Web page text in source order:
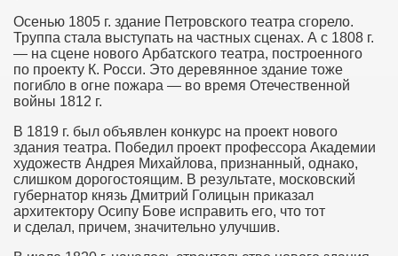
Осенью 1805 г. здание Петровского театра сгорело.
Труппа стала выступать на частных сценах. А с 1808 г.
— на сцене нового Арбатского театра, построенного
по проекту К. Росси. Это деревянное здание тоже
погибло в огне пожара — во время Отечественной
войны 1812 г.
В 1819 г. был объявлен конкурс на проект нового
здания театра. Победил проект профессора Академии
художеств Андрея Михайлова, признанный, однако,
слишком дорогостоящим. В результате, московский
губернатор князь Дмитрий Голицын приказал
архитектору Осипу Бове исправить его, что тот
и сделал, причем, значительно улучшив.